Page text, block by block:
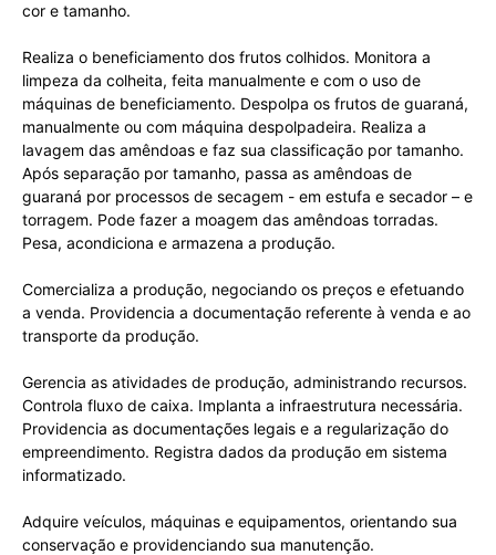
cor e tamanho.
Realiza o beneficiamento dos frutos colhidos. Monitora a
limpeza da colheita, feita manualmente e com o uso de
máquinas de beneficiamento. Despolpa os frutos de guaraná,
manualmente ou com máquina despolpadeira. Realiza a
lavagem das amêndoas e faz sua classificação por tamanho.
Após separação por tamanho, passa as amêndoas de
guaraná por processos de secagem - em estufa e secador – e
torragem. Pode fazer a moagem das amêndoas torradas.
Pesa, acondiciona e armazena a produção.
Comercializa a produção, negociando os preços e efetuando
a venda. Providencia a documentação referente à venda e ao
transporte da produção.
Gerencia as atividades de produção, administrando recursos.
Controla fluxo de caixa. Implanta a infraestrutura necessária.
Providencia as documentações legais e a regularização do
empreendimento. Registra dados da produção em sistema
informatizado.
Adquire veículos, máquinas e equipamentos, orientando sua
conservação e providenciando sua manutenção.